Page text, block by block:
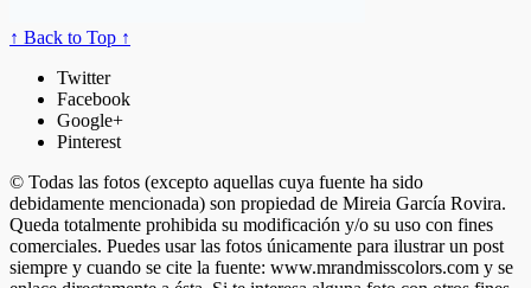
↑ Back to Top ↑
Twitter
Facebook
Google+
Pinterest
© Todas las fotos (excepto aquellas cuya fuente ha sido
debidamente mencionada) son propiedad de Mireia García Rovira.
Queda totalmente prohibida su modificación y/o su uso con fines
comerciales. Puedes usar las fotos únicamente para ilustrar un post
siempre y cuando se cite la fuente: www.mrandmisscolors.com y se